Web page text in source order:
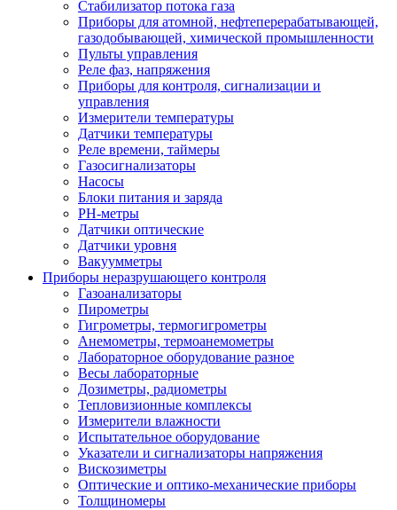
Стабилизатор потока газа
Приборы для атомной, нефтеперерабатывающей,
газодобывающей, химической промышленности
Пульты управления
Реле фаз, напряжения
Приборы для контроля, сигнализации и
управления
Измерители температуры
Датчики температуры
Реле времени, таймеры
Газосигнализаторы
Насосы
Блоки питания и заряда
PH-метры
Датчики оптические
Датчики уровня
Вакуумметры
Приборы неразрушающего контроля
Газоанализаторы
Пирометры
Гигрометры, термогигрометры
Анемометры, термоанемометры
Лабораторное оборудование разное
Весы лабораторные
Дозиметры, радиометры
Тепловизионные комплексы
Измерители влажности
Испытательное оборудование
Указатели и сигнализаторы напряжения
Вискозиметры
Оптические и оптико-механические приборы
Толщиномеры